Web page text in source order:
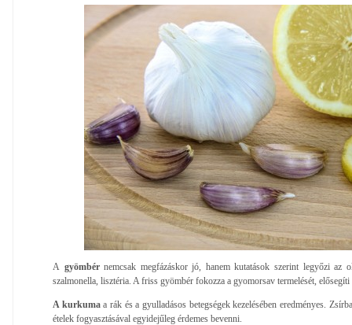
A gyömbérnemcsak megfázáskor jó, hanem kutatások szerint legyőzi az
szalmonella, lisztéria. A friss gyömbér fokozza a gyomorsav termelését, elősegíti
A kurkumaa rák és a gyulladásos betegségek kezelésében eredményes.
ételek fogyasztásával egyidejűleg érdemes bevenni.